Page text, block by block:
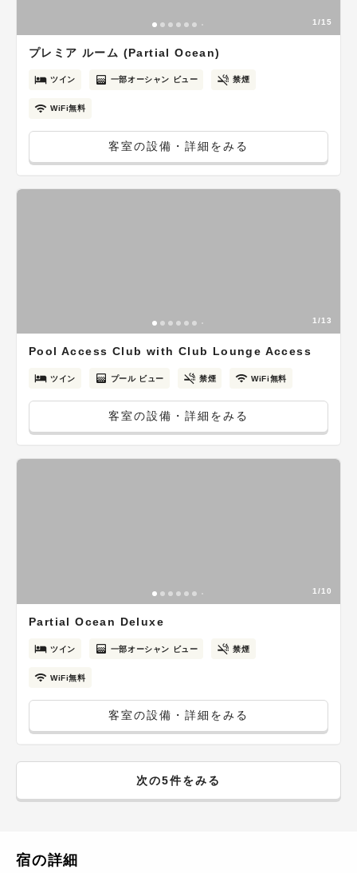
1/15
プレミア ルーム (Partial Ocean)
ツイン 一部オーシャン ビュー 禁煙
WiFi無料
客室の設備・詳細をみる
1/13
Pool Access Club with Club Lounge Access
ツイン プール ビュー 禁煙 WiFi無料
客室の設備・詳細をみる
1/10
Partial Ocean Deluxe
ツイン 一部オーシャン ビュー 禁煙
WiFi無料
客室の設備・詳細をみる
次の5件をみる
宿の詳細